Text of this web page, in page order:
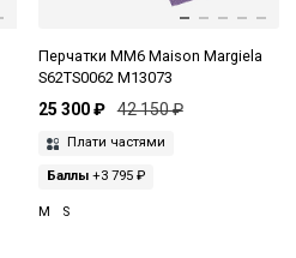
Перчатки MM6 Maison Margiela
S62TS0062 M13073
25 300 ₽ 42 150 ₽
Плати частями
Баллы+3 795 ₽
M S